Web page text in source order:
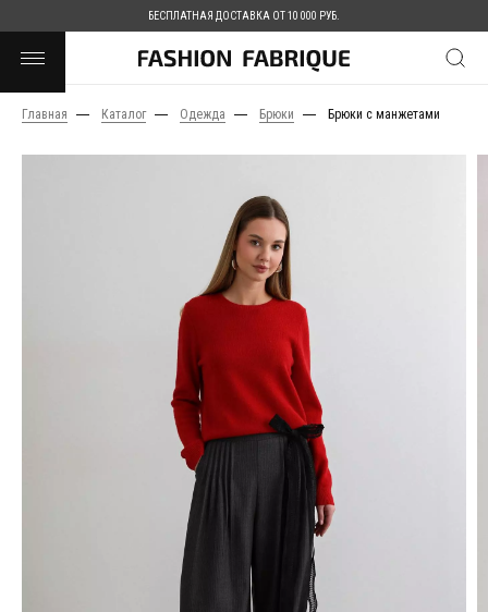
БЕСПЛАТНАЯ ДОСТАВКА ОТ 10 000 РУБ.
Главная Каталог Одежда Брюки Брюки с манжетами